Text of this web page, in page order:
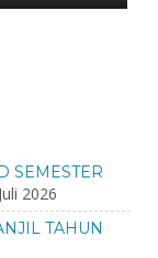
SEMESTER
2026
TAHUN